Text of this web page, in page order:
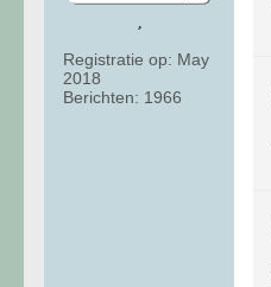
Registratie op: May
2018
Berichten: 1966